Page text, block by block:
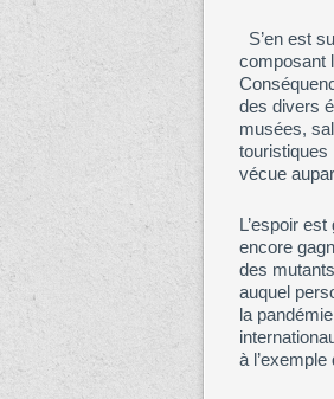
S’en est
composant
des divers
musées,
touristiques
vécue
L’espoir
encore
des
auquel
la
à